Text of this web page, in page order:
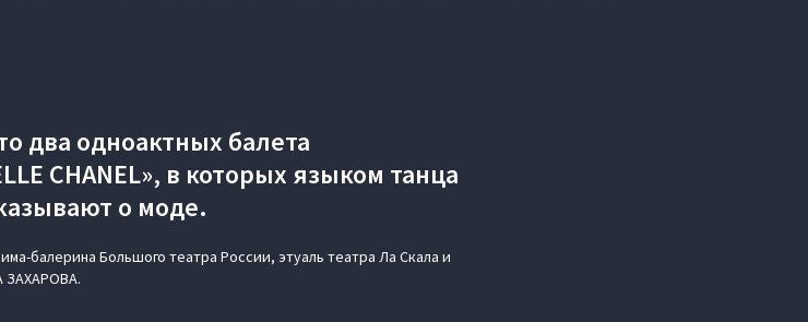
два одноактных балета
CHANEL», в которых языком танца
о моде.
балерина Большого театра России, этуаль театра Ла Скала и
ЗАХАРОВА.